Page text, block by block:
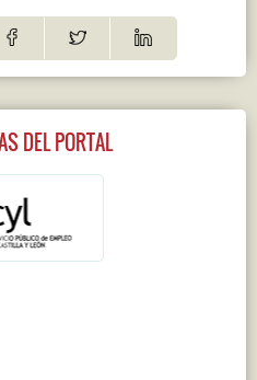
DEL PORTAL